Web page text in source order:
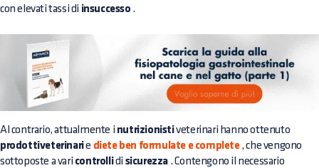
con elevati tassi di insuccesso .
Al contrario, attualmente i nutrizionistiveterinari hanno ottenuto
prodottiveterinarie diete ben formulate e complete, che vengono
sottoposte a vari controllidi sicurezza . Contengono il necessario